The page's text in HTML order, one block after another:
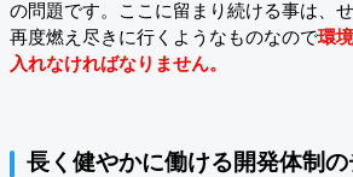
の問題です。ここに留まり続ける事は、
再度燃え尽きに行くようなものなので環
入れなければなりません。
長く健やかに働ける開発体制